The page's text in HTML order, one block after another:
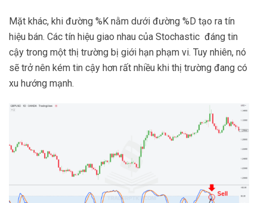
Mặt khác, khi đường %K nằm dưới đường %D tạo ra tín
hiệu bán. Các tín hiệu giao nhau của Stochastic đáng tin
cậy trong một thị trường bị giới hạn phạm vi. Tuy nhiên, nó
sẽ trở nên kém tin cậy hơn rất nhiều khi thị trường đang có
xu hướng mạnh.